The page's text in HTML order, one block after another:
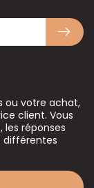
ou votre achat,
client. Vous
les réponses
différentes